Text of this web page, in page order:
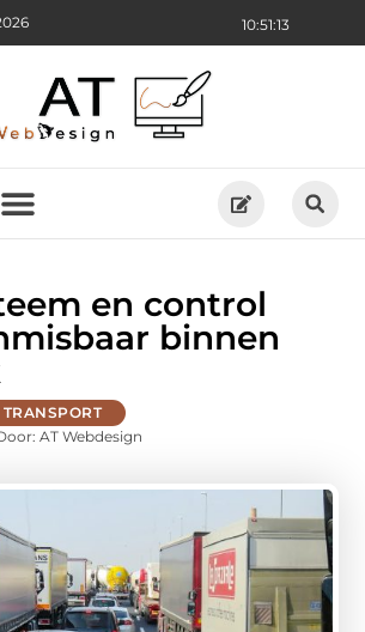
10:51:13
en control
binnen
AT Webdesign